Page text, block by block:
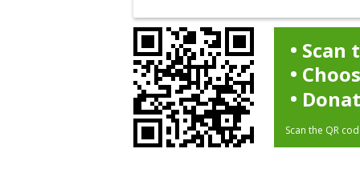
Scan
Scan the QR